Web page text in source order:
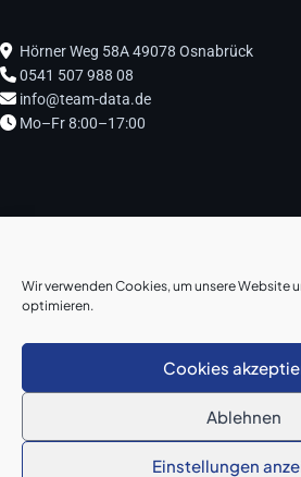
Wir verwenden Cookies, um unsere Website
optimieren.
Cookies
Ablehnen
Einstellungen
Hörner Weg 58A 49078 Osnabrück
0541 507 988 08
info@team-data.de
Mo–Fr 8:00–17:00
Standorte:IT-Service Osnabrück·
Lingen